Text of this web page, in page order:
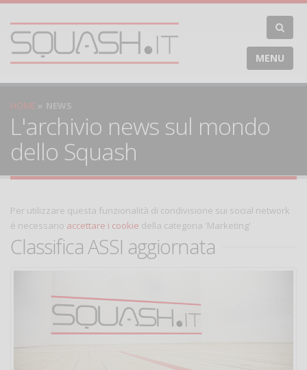
MENU
HOME NEWS
L'archivio news sul mondo
dello Squash
Per utilizzare questa funzionalità di condivisione sui social network
è necessario accettare i cookie della categoria 'Marketing'
Classifica ASSI aggiornata